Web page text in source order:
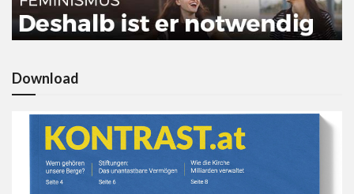
Download